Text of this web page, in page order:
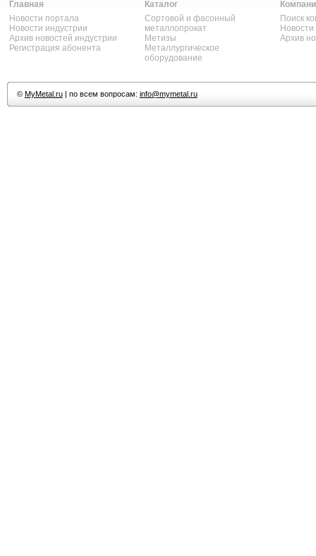
Главная
Новости портала
Новости индустрии
Архив новостей индустрии
Регистрация абонента
Каталог
Сортовой и фасонный
металлопрокат
Метизы
Металлургическое
оборудование
Поиск
Архив
© MyMetal.ru| по всем вопросам: info@mymetal.ru